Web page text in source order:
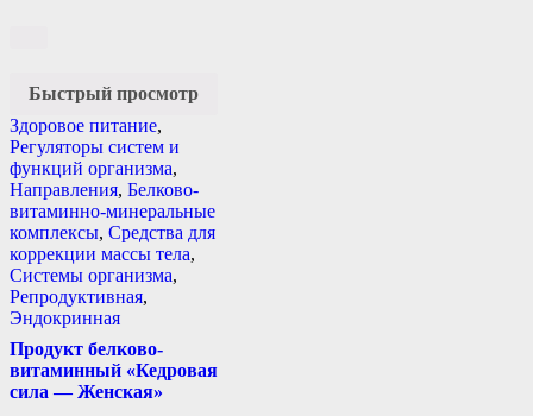
Быстрый просмотр
Здоровое питание,
Регуляторы систем и
функций организма,
Направления, Белково-
витаминно-минеральные
комплексы, Средства для
коррекции массы тела,
Системы организма,
Репродуктивная,
Эндокринная
Продукт белково-
витаминный «Кедровая
сила — Женская»